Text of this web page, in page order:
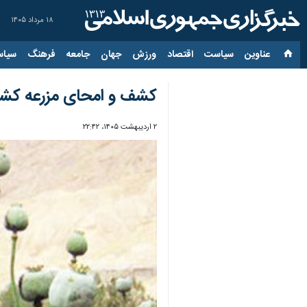
۱۸ مرداد ۱۴۰۵
عناوین‌ سیاست اقتصاد ورزش جهان جامعه فرهنگ
کشف و امحای مزرعه
۲ اردیبهشت ۱۴۰۵، ۲۲:۴۲